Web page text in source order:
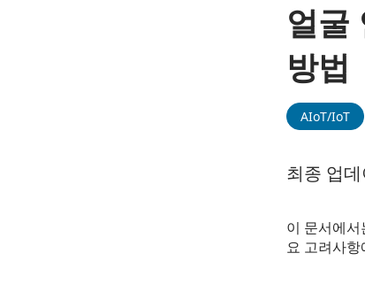
얼굴
방법
AIoT/IoT
최종 업
이 문서에
요 고려사